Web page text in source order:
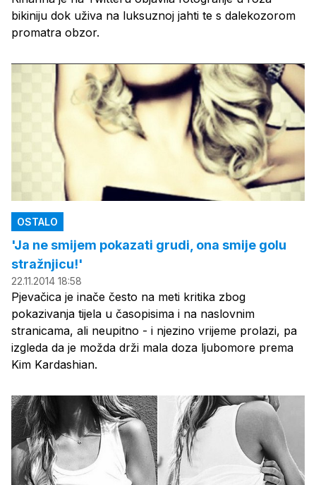
bikiniju dok uživa na luksuznoj jahti te s dalekozorom
promatra obzor.
OSTALO
'Ja ne smijem pokazati grudi, ona smije golu
stražnjicu!'
22.11.2014 18:58
Pjevačica je inače često na meti kritika zbog
pokazivanja tijela u časopisima i na naslovnim
stranicama, ali neupitno - i njezino vrijeme prolazi, pa
izgleda da je možda drži mala doza ljubomore prema
Kim Kardashian.